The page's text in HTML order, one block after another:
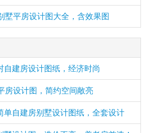
墅平房设计图大全，含效果图
自建房设计图纸，经济时尚
房设计图，简约空间敞亮
单自建房别墅设计图纸，全套设计